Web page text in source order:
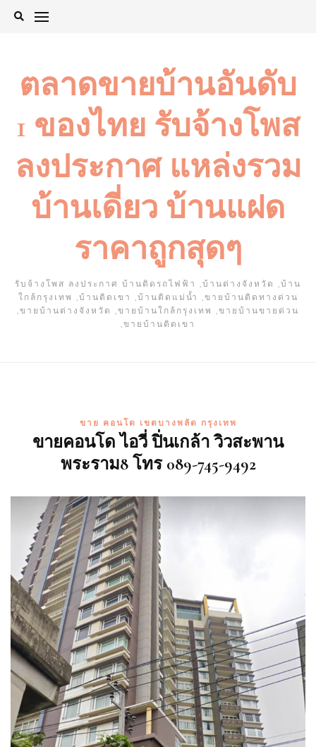
Skip
ตลาดขายบ้านอันดับ
1 ของไทย รับจ้างโพส
ลงประกาศ แหล่งรวม
บ้านเดี่ยว บ้านแฝด
ราคาถูกสุดๆ
รับจ้างโพส ลงประกาศ บ้านติดรถไฟฟ้า ,บ้านต่างจังหวัด ,บ้าน
ใกล้กรุงเทพ ,บ้านติดเขา ,บ้านติดแม่น้ำ ,ขายบ้านติดทางด่วน
,ขายบ้านต่างจังหวัด ,ขายบ้านใกล้กรุงเทพ ,ขายบ้านขายด่วน
,ขายบ้านติดเขา
ขาย คอนโด เขตบางพลัด กรุงเทพ
ขายคอนโด ไอวี่ ปิ่นเกล้า วิวสะพาน
พระราม8 โทร 089-745-9492